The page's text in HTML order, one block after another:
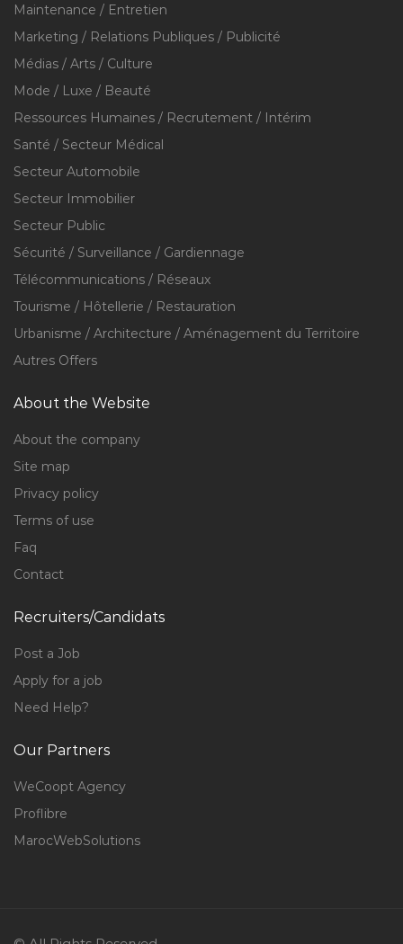
Maintenance / Entretien
Marketing / Relations Publiques / Publicité
Médias / Arts / Culture
Mode / Luxe / Beauté
Ressources Humaines / Recrutement / Intérim
Santé / Secteur Médical
Secteur Automobile
Secteur Immobilier
Secteur Public
Sécurité / Surveillance / Gardiennage
Télécommunications / Réseaux
Tourisme / Hôtellerie / Restauration
Urbanisme / Architecture / Aménagement du Territoire
Autres Offers
About the Website
About the company
Site map
Privacy policy
Terms of use
Faq
Contact
Recruiters/Candidats
Post a Job
Apply for a job
Need Help?
Our Partners
WeCoopt Agency
Proflibre
MarocWebSolutions